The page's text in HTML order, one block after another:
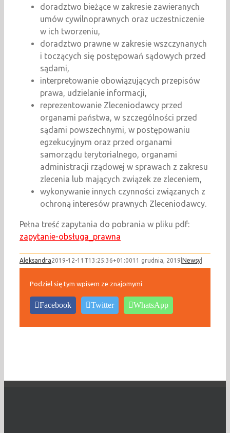
doradztwo bieżące w zakresie zawieranych
umów cywilnoprawnych oraz uczestniczenie
w ich tworzeniu,
doradztwo prawne w zakresie wszczynanych
i toczących się postępowań sądowych przed
sądami,
interpretowanie obowiązujących przepisów
prawa, udzielanie informacji,
reprezentowanie Zleceniodawcy przed
organami państwa, w szczególności przed
sądami powszechnymi, w postępowaniu
egzekucyjnym oraz przed organami
samorządu terytorialnego, organami
administracji rządowej w sprawach z zakresu
zlecenia lub mających związek ze zleceniem,
wykonywanie innych czynności związanych z
ochroną interesów prawnych Zleceniodawcy.
Pełna treść zapytania do pobrania w pliku pdf:
zapytanie-obsługa_prawna
Aleksandra2019-12-11T13:25:36+01:0011 grudnia, 2019 Newsy
Podziel się tym wpisem ze znajomymi
Facebook Twitter WhatsApp